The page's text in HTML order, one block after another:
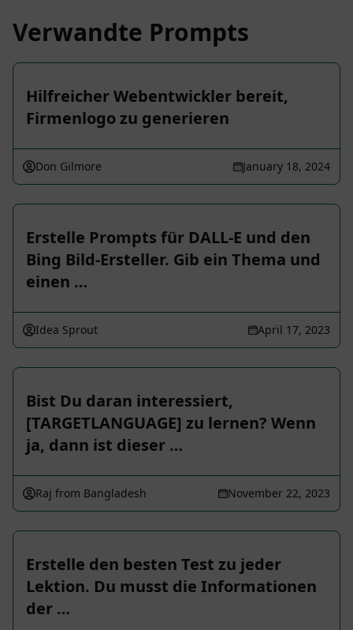
Verwandte Prompts
Hilfreicher Webentwickler bereit,
Firmenlogo zu generieren
Don Gilmore January 18, 2024
Erstelle Prompts für DALL-E und den
Bing Bild-Ersteller. Gib ein Thema und
einen …
Idea Sprout April 17, 2023
Bist Du daran interessiert,
[TARGETLANGUAGE] zu lernen? Wenn
ja, dann ist dieser …
Raj from Bangladesh November 22, 2023
Erstelle den besten Test zu jeder
Lektion. Du musst die Informationen
der …